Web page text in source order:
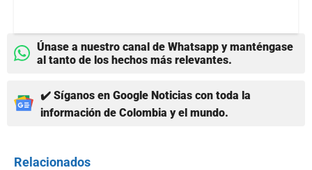
Únase a nuestro canal de Whatsapp y manténgase
al tanto de los hechos más relevantes.
✔️ Síganos en Google Noticias con toda la
información de Colombia y el mundo.
Relacionados